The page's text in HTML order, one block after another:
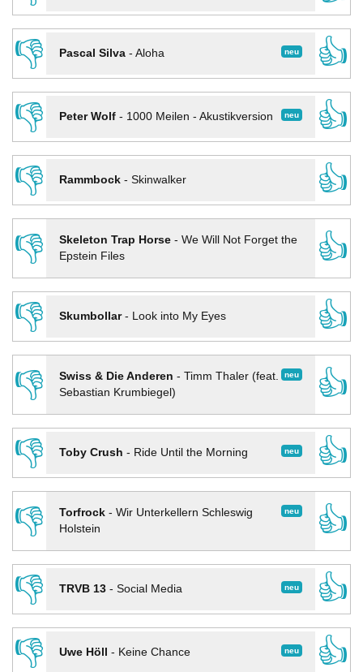
👎
neu
Pascal Silva- Aloha
👍
👎
neu
Peter Wolf- 1000 Meilen - Akustikversion
👍
👎
Rammbock- Skinwalker
👍
👎
Skeleton Trap Horse- We Will Not Forget the
Epstein Files
👍
👎
Skumbollar- Look into My Eyes
👍
👎
neu
Swiss & Die Anderen - Timm Thaler (feat.
Sebastian Krumbiegel)
👍
👎
neu
Toby Crush - Ride Until the Morning
👍
👎
neu
Torfrock- Wir Unterkellern Schleswig
Holstein
👍
👎
neu
TRVB 13- Social Media
👍
👎
neu
Uwe Höll - Keine Chance
👍